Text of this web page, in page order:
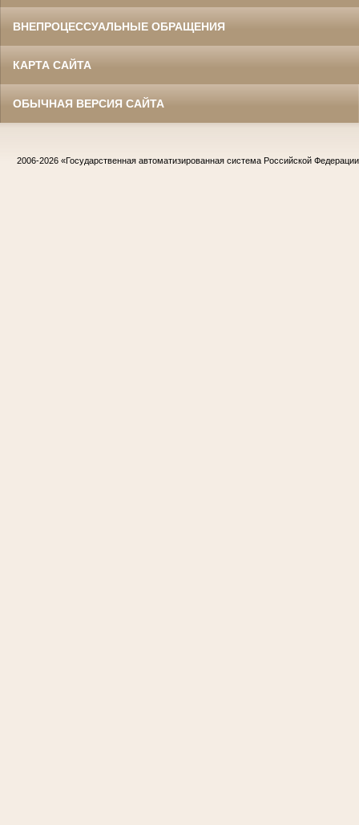
ВНЕПРОЦЕССУАЛЬНЫЕ ОБРАЩЕНИЯ
КАРТА САЙТА
ОБЫЧНАЯ ВЕРСИЯ САЙТА
2006-2026 «Государственная автоматизированная система Российской